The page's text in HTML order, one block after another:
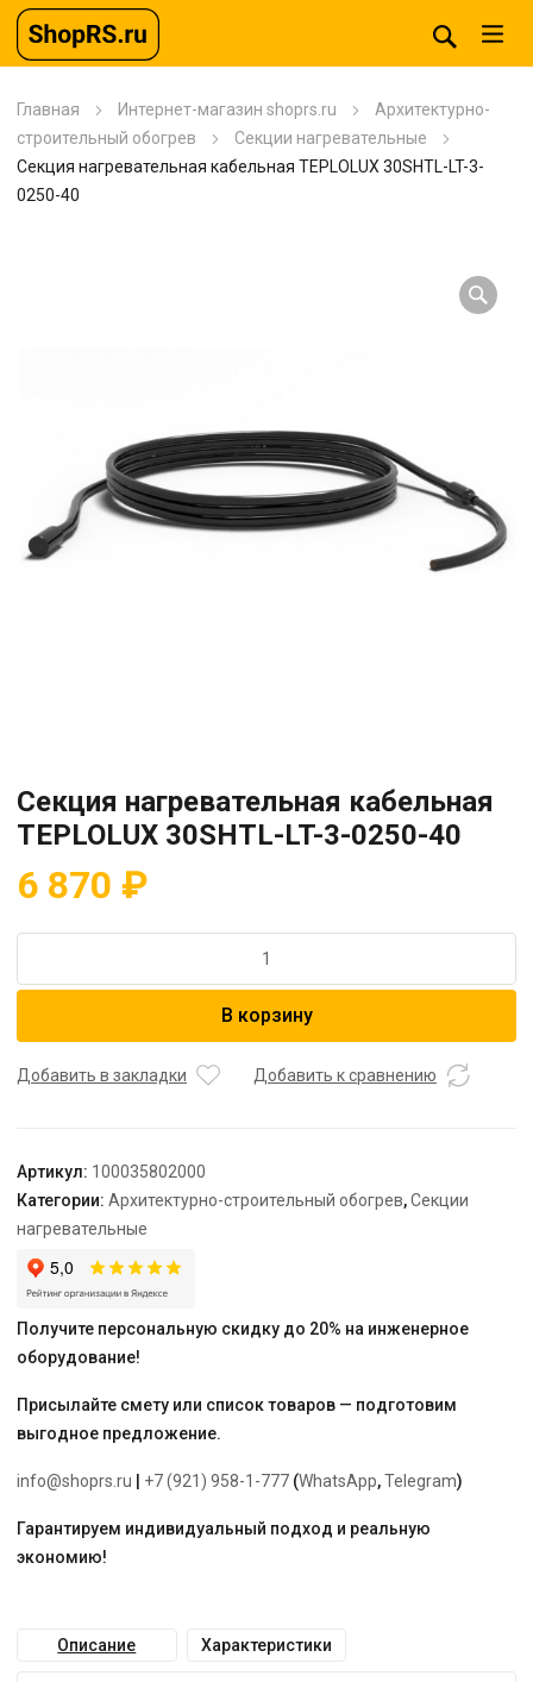
Главная Интернет-магазин shoprs.ru
Архитектурно-
строительный обогрев
Секции нагревательные
Секция нагревательная кабельная TEPLOLUX 30SHTL-LT-3-
0250-40
Секция нагревательная кабельная
TEPLOLUX 30SHTL-LT-3-0250-40
6 870 ₽
Секция
TEPLOLUX
0250-
40
В корзину
Добавить в закладки Добавить к сравнению
Артикул: 100035802000
Категории: Архитектурно-строительный обогрев,Секции
нагревательные
Получите персональную скидку до 20% на инженерное
оборудование!
Присылайте смету или список товаров — подготовим
выгодное предложение.
info@shoprs.ru +7 (921) 958-1-777 (WhatsApp,Telegram)
Гарантируем индивидуальный подход и реальную
экономию!
Описание Характеристики